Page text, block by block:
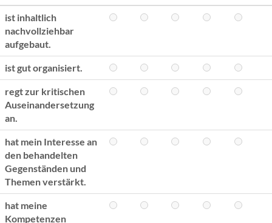
ist inhaltlich
nachvollziehbar
aufgebaut.
ist gut organisiert.
regt zur kritischen
Auseinandersetzung
an.
hat mein Interesse an
den behandelten
Gegenständen und
Themen verstärkt.
hat meine
Kompetenzen